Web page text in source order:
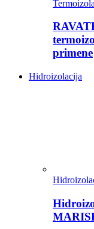
primene
Hidroizolacija